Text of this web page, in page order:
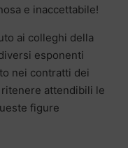
e inaccettabile!
ai colleghi della
esponenti
nei contratti dei
attendibili le
figure